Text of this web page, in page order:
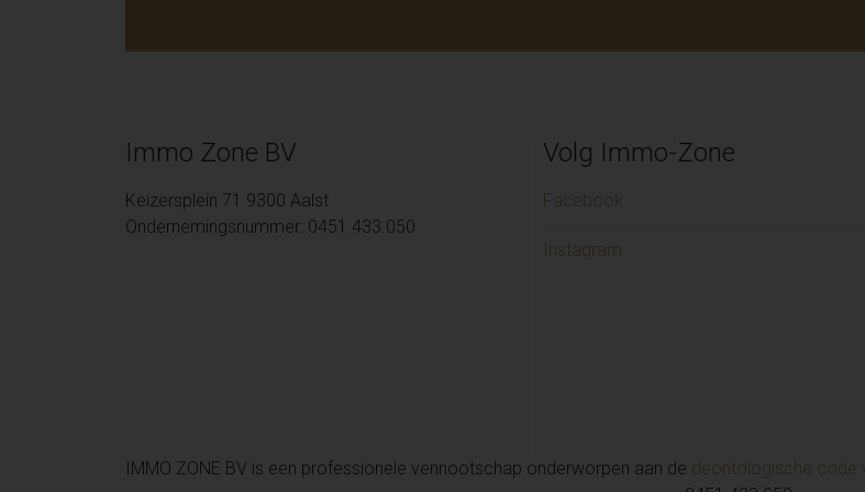
Immo Zone BV
Keizersplein 71 9300 Aalst
Ondernemingsnummer: 0451.433.050
Volg Immo-Zone
Facebook
Instagram
IMMO ZONE BV is een professionele vennootschap onderworpen aan de deontologische code